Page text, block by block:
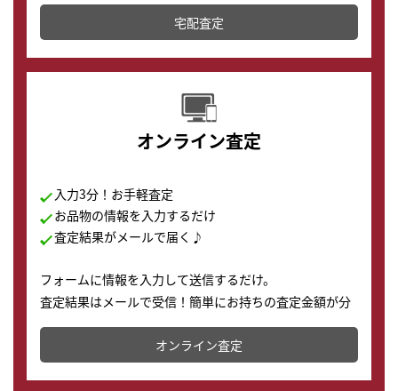
配送でも簡単&安全に査定・買取に出すことが可能で
す。
宅配査定
オンライン査定
入力3分！お手軽査定
お品物の情報を入力するだけ
査定結果がメールで届く♪
フォームに情報を入力して送信するだけ。
査定結果はメールで受信！簡単にお持ちの査定金額が分
かります。
オンライン査定